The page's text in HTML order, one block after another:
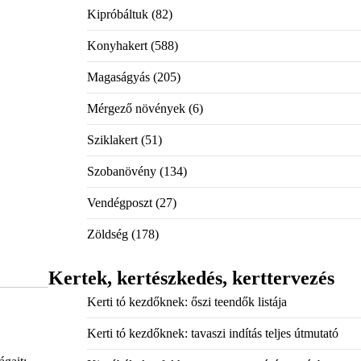
Kipróbáltuk(82)
Konyhakert(588)
Magaságyás(205)
Mérgező növények(6)
Sziklakert(51)
Szobanövény(134)
Vendégposzt(27)
Zöldség(178)
Kertek, kertészkedés, kerttervezés
Kerti tó kezdőknek: őszi teendők listája
Kerti tó kezdőknek: tavaszi indítás teljes útmutató